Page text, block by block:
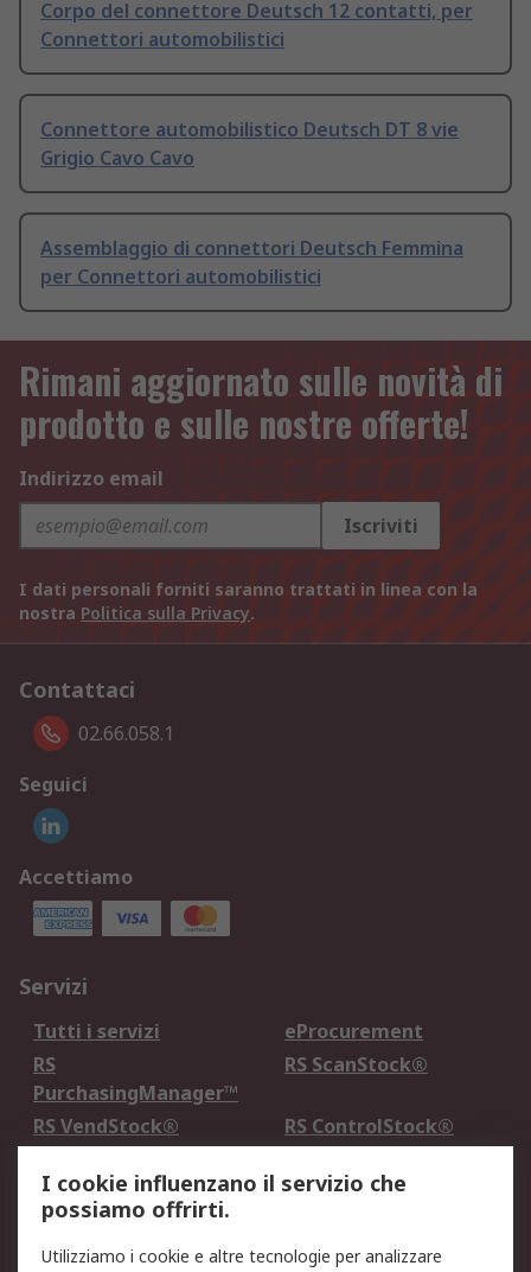
Corpo del connettore Deutsch 12 contatti, per
Connettori automobilistici
Connettore automobilistico Deutsch DT 8 vie
Grigio Cavo Cavo
Assemblaggio di connettori Deutsch Femmina
per Connettori automobilistici
Rimani aggiornato sulle novità di
prodotto e sulle nostre offerte!
Indirizzo email
Iscriviti
I dati personali forniti saranno trattati in linea con la
nostra Politica sulla Privacy.
Contattaci
02.66.058.1
Seguici
Accettiamo
Servizi
Tutti i servizi
eProcurement
RS
PurchasingManager™
RS ScanStock®
RS VendStock®
RS ControlStock®
Legale
Informativa Cookie Informativa Privacy -
I cookie influenzano il servizio che
possiamo offrirti.
Utilizziamo i cookie e altre tecnologie per analizzare